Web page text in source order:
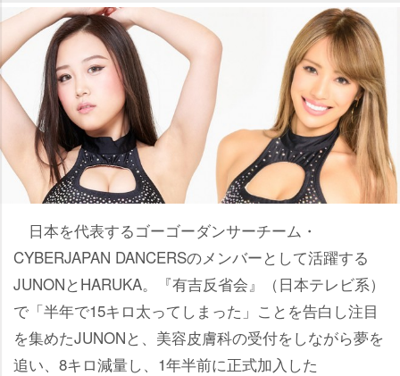
日本を代表するゴーゴーダンサーチーム・
CYBERJAPAN DANCERSのメンバーとして活躍する
JUNONとHARUKA。『有吉反省会』（日本テレビ系）
で「半年で15キロ太ってしまった」ことを告白し注目
を集めたJUNONと、美容皮膚科の受付をしながら夢を
追い、8キロ減量し、1年半前に正式加入した